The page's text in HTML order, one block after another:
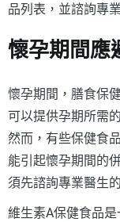
品列表，並諮詢專
懷孕期間應
懷孕期間，膳食保
可以提供孕期所需
然而，有些保健食
能引起懷孕期間的
須先諮詢專業醫生
維生素A保健食品